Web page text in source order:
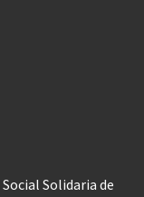
Solidaria de